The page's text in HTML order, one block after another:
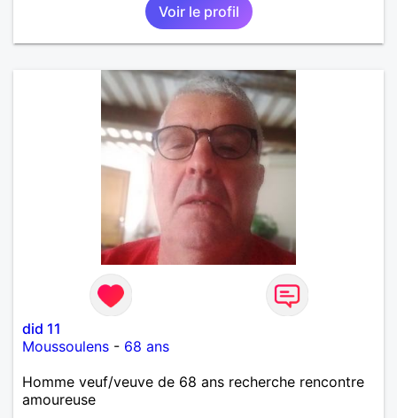
Voir le profil
did 11
Moussoulens - 68 ans
Homme veuf/veuve de 68 ans recherche rencontre
amoureuse